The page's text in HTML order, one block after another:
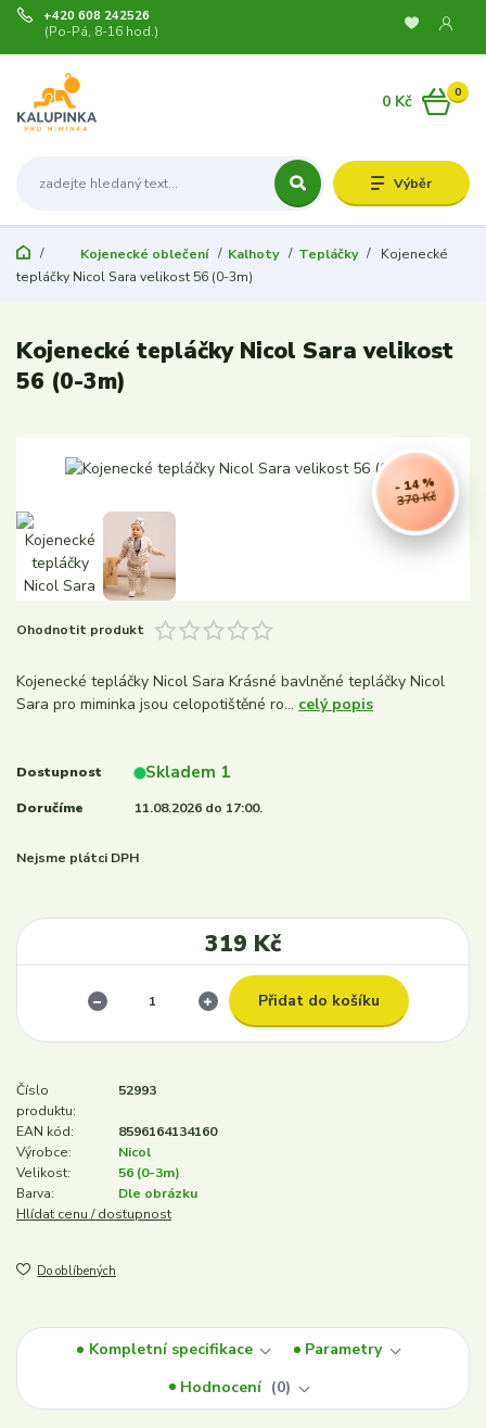
Výběr
+420 608 242526
(Po-Pá, 8-16 hod.)
0
0 Kč
Kojenecké oblečení Kalhoty Tepláčky
Kojenecké
tepláčky Nicol Sara velikost 56 (0-3m)
Kojenecké tepláčky Nicol Sara velikost
56 (0-3m)
370 Kč
- 14 %
Ohodnotit produkt
Kojenecké tepláčky Nicol Sara Krásné bavlněné tepláčky Nicol
Sara pro miminka jsou celopotištěné ro... celý popis
Dostupnost Skladem 1
Doručíme 11.08.2026 do 17:00.
Nejsme plátci DPH
319 Kč
Přidat do košíku
Číslo
produktu:
52993
EAN kód:
8596164134160
Výrobce:
Nicol
Velikost:
56 (0-3m)
Barva:
Dle obrázku
Hlídat cenu / dostupnost
Do oblíbených
Kompletní specifikace
Parametry
Hodnocení
0